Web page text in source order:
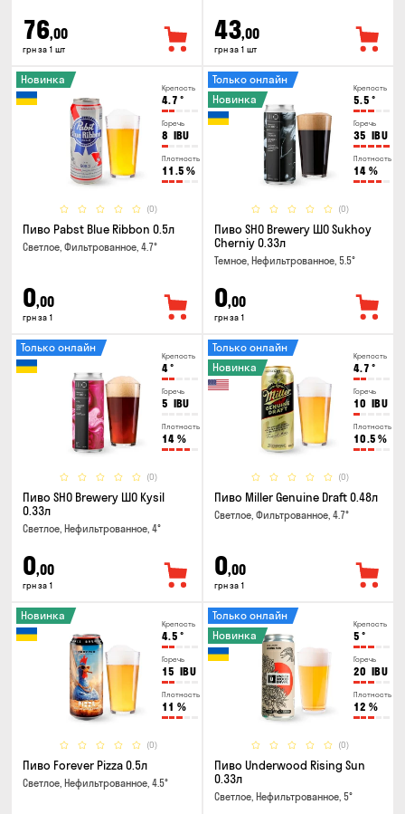
76,00
грн за 1 шт
43,00
грн за 1 шт
Крепость
4.7 °
Горечь
8 IBU
Плотность
11.5 %
(0)
Новинка
Пиво Pabst Blue Ribbon 0.5л
Светлое, Фильтрованное, 4.7°
0,00
грн за 1
Крепость
5.5 °
Горечь
35 IBU
Плотность
14 %
(0)
Только онлайн
Новинка
Пиво SHO Brewery ШО Sukhoy
Cherniy 0.33л
Темное, Нефильтрованное, 5.5°
0,00
грн за 1
Крепость
4°
Горечь
5 IBU
Плотность
14 %
(0)
Только онлайн
Пиво SHO Brewery ШО Kysil
0.33л
Светлое, Нефильтрованное, 4°
0,00
грн за 1
Крепость
4.7 °
Горечь
10 IBU
Плотность
10.5 %
(0)
Только онлайн
Новинка
Пиво Miller Genuine Draft 0.48л
Светлое, Фильтрованное, 4.7°
0,00
грн за 1
Крепость
4.5 °
Горечь
15 IBU
Плотность
11 %
(0)
Новинка
Пиво Forever Pizza 0.5л
Светлое, Нефильтрованное, 4.5°
Крепость
5 °
Горечь
20 IBU
Плотность
12 %
(0)
Только онлайн
Новинка
Пиво Underwood Rising Sun
0.33л
Светлое, Нефильтрованное, 5°